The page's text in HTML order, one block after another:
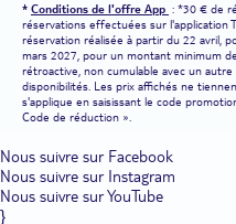
avec la nature. Vous avez
pas un détour par l'archipel de
villégiature pour les Italiens.
panoramas époustouflants,
contrastent sur le turquoise de
permet de voir des épaves
accessibles qu'en bateau, de
Autre option pour votre circuit
par la grotte de Neptune, qui
Vous descendez une volée de
l'entrée de la grotte
* Conditions de l'offre App : *30 € de
réservations effectuées sur l'application
réservation réalisée à partir du 22 avril,
mars 2027, pour un montant minimum
rétroactive, non cumulable avec un
disponibilités. Les prix affichés ne
s'applique en saisissant le code
Code de réduction ».
Nous suivre sur Facebook
Nous suivre sur Instagram
Nous suivre sur YouTube
}